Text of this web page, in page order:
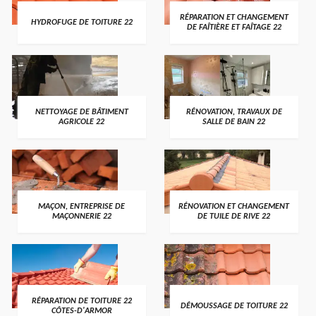
HYDROFUGE DE TOITURE 22
RÉPARATION ET CHANGEMENT
DE FAÎTIÈRE ET FAÎTAGE 22
NETTOYAGE DE BÂTIMENT
AGRICOLE 22
RÉNOVATION, TRAVAUX DE
SALLE DE BAIN 22
MAÇON, ENTREPRISE DE
MAÇONNERIE 22
RÉNOVATION ET CHANGEMENT
DE TUILE DE RIVE 22
RÉPARATION DE TOITURE 22
CÔTES-D'ARMOR
DÉMOUSSAGE DE TOITURE 22